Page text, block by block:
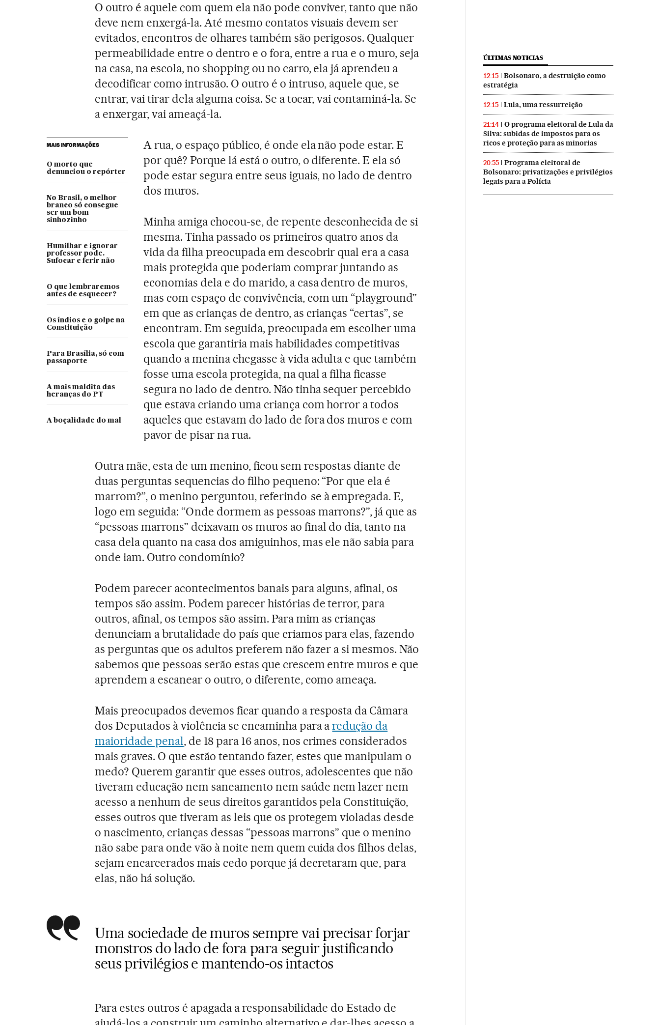
O outro é aquele com quem ela não pode conviver, tanto que não
deve nem enxergá-la. Até mesmo contatos visuais devem ser
evitados, encontros de olhares também são perigosos. Qualquer
permeabilidade entre o dentro e o fora, entre a rua e o muro, seja
na casa, na escola, no shopping ou no carro, ela já aprendeu a
decodificar como intrusão. O outro é o intruso, aquele que, se
entrar, vai tirar dela alguma coisa. Se a tocar, vai contaminá-la. Se
a enxergar, vai ameaçá-la.
MAIS INFORMAÇÕES
O morto que
denunciou o repórter
No Brasil, o melhor
branco só consegue
ser um bom
sinhozinho
Humilhar e ignorar
professor pode.
Sufocar e ferir não
O que lembraremos
antes de esquecer?
Os índios e o golpe na
Constituição
Para Brasília, só com
passaporte
A mais maldita das
heranças do PT
A boçalidade do mal
A rua, o espaço público, é onde ela não pode estar. E
por quê? Porque lá está o outro, o diferente. E ela só
pode estar segura entre seus iguais, no lado de dentro
dos muros.
Minha amiga chocou-se, de repente desconhecida de si
mesma. Tinha passado os primeiros quatro anos da
vida da filha preocupada em descobrir qual era a casa
mais protegida que poderiam comprar juntando as
economias dela e do marido, a casa dentro de muros,
mas com espaço de convivência, com um “playground”
em que as crianças de dentro, as crianças “certas”, se
encontram. Em seguida, preocupada em escolher uma
escola que garantiria mais habilidades competitivas
quando a menina chegasse à vida adulta e que também
fosse uma escola protegida, na qual a filha ficasse
segura no lado de dentro. Não tinha sequer percebido
que estava criando uma criança com horror a todos
aqueles que estavam do lado de fora dos muros e com
pavor de pisar na rua.
Outra mãe, esta de um menino, ficou sem respostas diante de
duas perguntas sequencias do filho pequeno: “Por que ela é
marrom?”, o menino perguntou, referindo-se à empregada. E,
logo em seguida: “Onde dormem as pessoas marrons?”, já que as
“pessoas marrons” deixavam os muros ao final do dia, tanto na
casa dela quanto na casa dos amiguinhos, mas ele não sabia para
onde iam. Outro condomínio?
Podem parecer acontecimentos banais para alguns, afinal, os
tempos são assim. Podem parecer histórias de terror, para
outros, afinal, os tempos são assim. Para mim as crianças
denunciam a brutalidade do país que criamos para elas, fazendo
as perguntas que os adultos preferem não fazer a si mesmos. Não
sabemos que pessoas serão estas que crescem entre muros e que
aprendem a escanear o outro, o diferente, como ameaça.
Mais preocupados devemos ficar quando a resposta da Câmara
dos Deputados à violência se encaminha para aredução da
maioridade penal, de 18 para 16 anos, nos crimes considerados
mais graves. O que estão tentando fazer, estes que manipulam o
medo? Querem garantir que esses outros, adolescentes que não
tiveram educação nem saneamento nem saúde nem lazer nem
acesso a nenhum de seus direitos garantidos pela Constituição,
esses outros que tiveram as leis que os protegem violadas desde
o nascimento, crianças dessas “pessoas marrons” que o menino
não sabe para onde vão à noite nem quem cuida dos filhos delas,
sejam encarcerados mais cedo porque já decretaram que, para
elas, não há solução.
Uma sociedade de muros sempre vai precisar forjar
monstros do lado de fora para seguir justificando
seus privilégios e mantendo-os intactos
Para estes outros é apagada a responsabilidade do Estado de
ÚLTIMAS NOTICIAS
12:15
Bolsonaro, a destruição como
estratégia
12:15 Lula, uma ressurreição
21:14
O programa eleitoral de Lula da
Silva: subidas de impostos para os
ricos e proteção para as minorias
20:55
Programa eleitoral de
Bolsonaro: privatizações e privilégios
legais para a Polícia